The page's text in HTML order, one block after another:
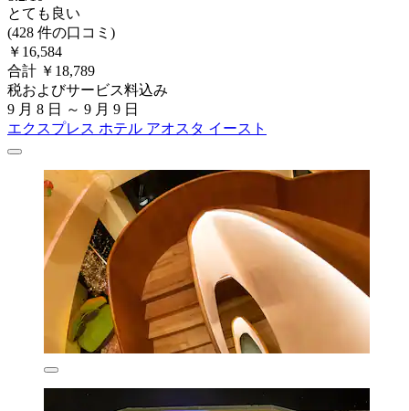
とても良い
(428 件の口コミ)
￥16,584
合計 ￥18,789
税およびサービス料込み
9 月 8 日 ～ 9 月 9 日
エクスプレス ホテル アオスタ イースト